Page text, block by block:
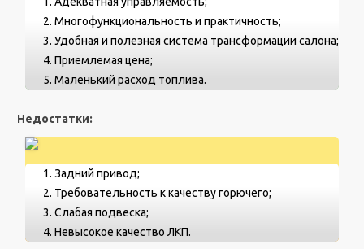
Многофункциональность и практичность;
Удобная и полезная система трансформации салона;
Приемлемая цена;
Маленький расход топлива.
Недостатки:
Задний привод;
Требовательность к качеству горючего;
Слабая подвеска;
Невысокое качество ЛКП.